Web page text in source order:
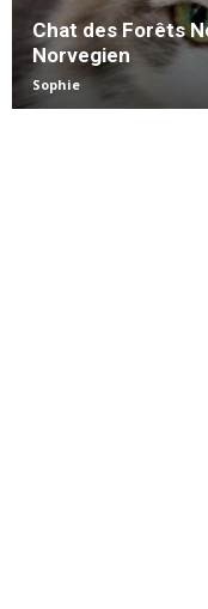
Chat des Forêts
Norvegien
Sophie